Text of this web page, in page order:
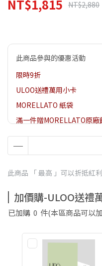
NT$1,815 NT$2,880
此商品參與的優惠活動
限時9折
ULOO送禮萬用小卡
MORELLATO 紙袋
滿一件贈MORELLATO原
此商品 「 最高 」可以折抵紅利
加價購-ULOO送禮
已加購 0 件(本區商品可以